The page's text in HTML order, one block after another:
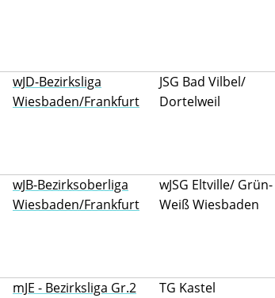
wJD-Bezirksliga
Wiesbaden/Frankfurt
JSG Bad Vilbel/
Dortelweil
wJB-Bezirksoberliga
Wiesbaden/Frankfurt
wJSG Eltville/ Grün-
Weiß Wiesbaden
mJE - Bezirksliga Gr.2
TG Kastel